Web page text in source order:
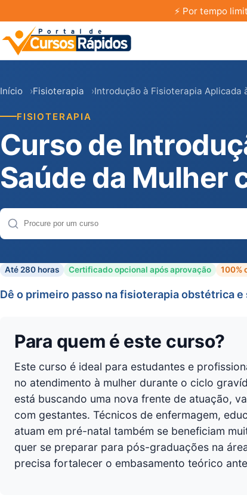
⚡ Por tempo
Início Fisioterapia Introdução à Fisioterapia Aplicada
FISIOTERAPIA
Curso de
Saúde da Mulher
Buscar cursos
Até 280 horas Certificado opcional após aprovação 100%
Dê o primeiro passo na fisioterapia obstétrica
Para quem é este curso?
Este curso é ideal para estudantes e
no atendimento à mulher durante o ciclo
está buscando uma nova frente de atuação,
com gestantes. Técnicos de enfermagem,
atuam em pré-natal também se beneficiam
quer se preparar para pós-graduações na
precisa fortalecer o embasamento teórico